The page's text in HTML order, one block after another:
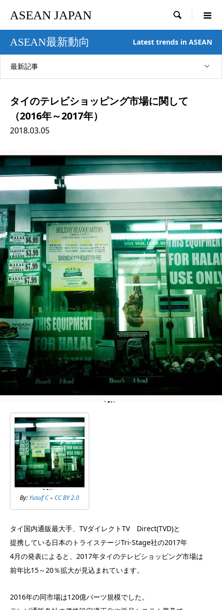
ASEAN JAPAN 
ASEAN最新動向 Latest trends in ASEAN
最新記事
タイのテレビショッピング市場に関して
（2016年～2017年）
2018.03.05
By: Yusuf C–CC BY 2.0
タイ国内通販最大手、TVダイレクトTV Direct(TVD)と
提携している日本のトライステージTri-Stage社の2017年
4月の発表によると、2017年タイのテレビショッピング市場は
前年比15～20％拡大が見込まれています。
2016年の同市場は120億バーツ規模でした。